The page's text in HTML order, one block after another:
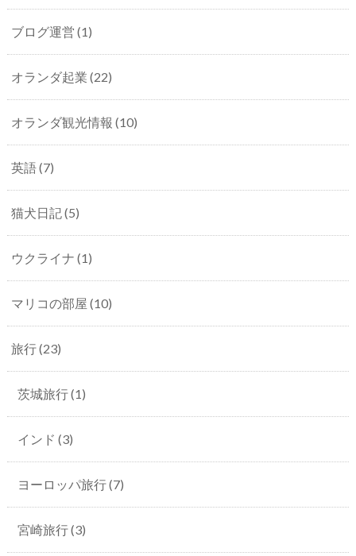
ブログ運営 (1)
オランダ起業 (22)
オランダ観光情報 (10)
英語(7)
猫犬日記(5)
ウクライナ (1)
マリコの部屋 (10)
旅行(23)
茨城旅行(1)
インド (3)
ヨーロッパ旅行(7)
宮崎旅行(3)